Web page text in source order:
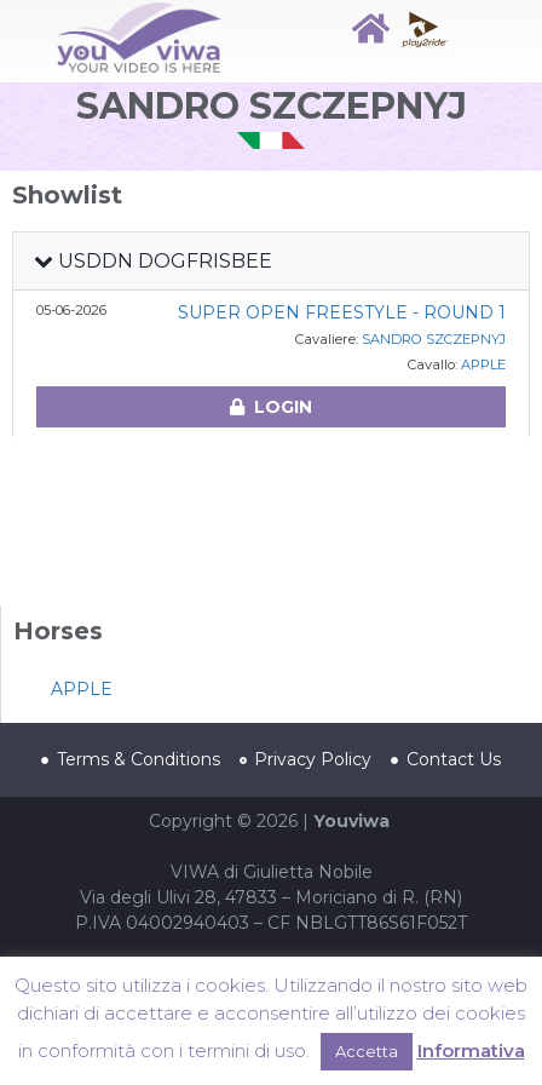
SANDRO SZCZEPNYJ
Showlist
USDDN DOGFRISBEE
05-06-2026 SUPER OPEN FREESTYLE - ROUND 1
Cavaliere: SANDRO SZCZEPNYJ
Cavallo: APPLE
LOGIN
Horses
APPLE
Terms & Conditions Privacy Policy Contact Us
Copyright © 2026 | Youviwa
VIWA di Giulietta Nobile
Via degli Ulivi 28, 47833 – Moriciano di R. (RN)
P.IVA 04002940403 – CF NBLGTT86S61F052T
Questo sito utilizza i cookies. Utilizzando il nostro sito web
dichiari di accettare e acconsentire all’utilizzo dei cookies
in conformità con i termini di uso.
Accetta Informativa